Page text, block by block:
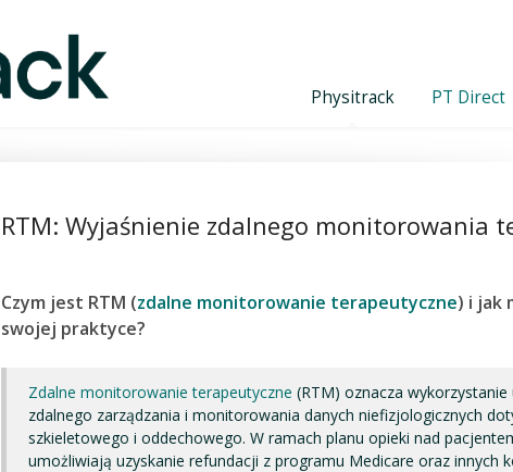
Physitrack PT Direct
RTM: Wyjaśnienie zdalnego monitorowania
Czym jest RTM (zdalne monitorowanie terapeutyczne) i jak
swojej praktyce?
Zdalne monitorowanie terapeutyczne (RTM) oznacza
zdalnego zarządzania i monitorowania danych niefizjologicznych
szkieletowego i oddechowego. W ramach planu opieki nad
umożliwiają uzyskanie refundacji z programu Medicare oraz innych